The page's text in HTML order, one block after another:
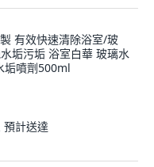
有效快速清除浴室/玻
垢污垢 浴室白華 玻璃水
垢噴劑500ml
預計送達